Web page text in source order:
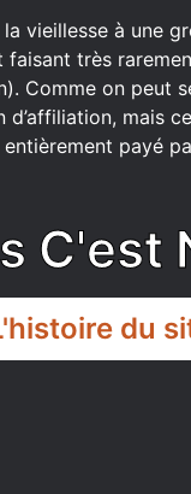
vieillesse à une
très
Comme on peut
mais
payé
C'est
du